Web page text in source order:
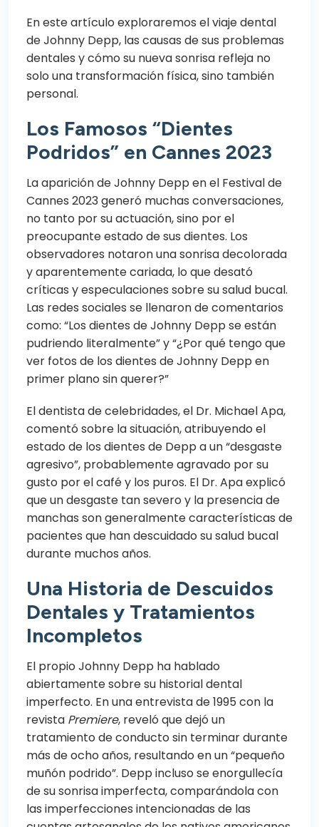
En este artículo exploraremos el viaje dental
de Johnny Depp, las causas de sus problemas
dentales y cómo su nueva sonrisa refleja no
solo una transformación física, sino también
personal.
Los Famosos “Dientes
Podridos” en Cannes 2023
La aparición de Johnny Depp en el Festival de
Cannes 2023generó muchas conversaciones,
no tanto por su actuación, sino por el
preocupante estado de sus dientes. Los
observadores notaron una sonrisa decolorada
y aparentemente cariada, lo que desató
críticas y especulaciones sobre su salud bucal.
Las redes sociales se llenaron de comentarios
como: “Los dientes de Johnny Depp se están
pudriendo literalmente” y “¿Por qué tengo que
ver fotos de los dientes de Johnny Depp en
primer plano sin querer?”
El dentista de celebridades, el Dr. Michael Apa,
comentó sobre la situación, atribuyendo el
estado de los dientes de Depp a un “desgaste
agresivo”, probablemente agravado por su
gusto por el café y los puros. El Dr. Apa explicó
que un desgaste tan severo y la presencia de
manchas son generalmente características de
pacientes que han descuidado su salud bucal
durante muchos años.
Una Historia de Descuidos
Dentales y Tratamientos
Incompletos
El propio Johnny Depp ha hablado
abiertamente sobre su historial dental
imperfecto. En una entrevista de 1995 con la
revista Premiere, reveló que dejó un
tratamiento de conducto sin terminar durante
más de ocho años, resultando en un “pequeño
muñón podrido”. Depp incluso se enorgullecía
de su sonrisa imperfecta, comparándola con
las imperfecciones intencionadas de las